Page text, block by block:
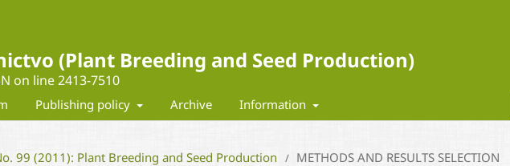
(Plant Breeding and Seed Production)
on line 2413-7510
Publishing policy Archive Information
99 (2011): Plant Breeding and Seed Production / METHODS AND RESULTS SELECTION